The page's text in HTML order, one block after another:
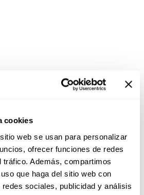
cookies
web se usan para personalizar
ofrecer funciones de redes
Además, compartimos
que haga del sitio web con
sociales, publicidad y análisis
de ser claros: “Este
ver solo” o “ya sé que ese día
pero se estrena mi película
al cine”. Entre más
espacio hay para